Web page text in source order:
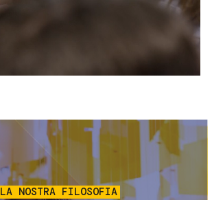
Immagine
LA NOSTRA FILOSOFIA